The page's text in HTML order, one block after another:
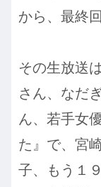
から、最終
その生放送
さん、なだ
ん、若手女
た』で、宮
子、もう１